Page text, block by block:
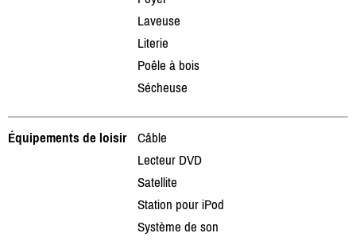
Laveuse
Literie
Poêle à bois
Sécheuse
Équipements de loisir
Câble
Lecteur DVD
Satellite
Station pour iPod
Système de son